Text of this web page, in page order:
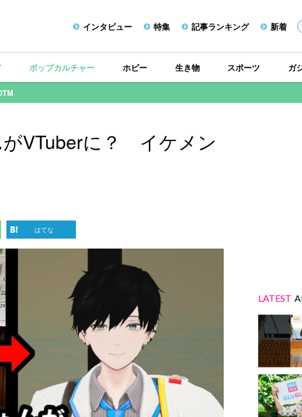
インタビュー 特集 記事ランキング 新着
ポップカルチャー ホビー 生き物 スポーツ ガ
VTuberに？ イケメン
はてな
LATEST